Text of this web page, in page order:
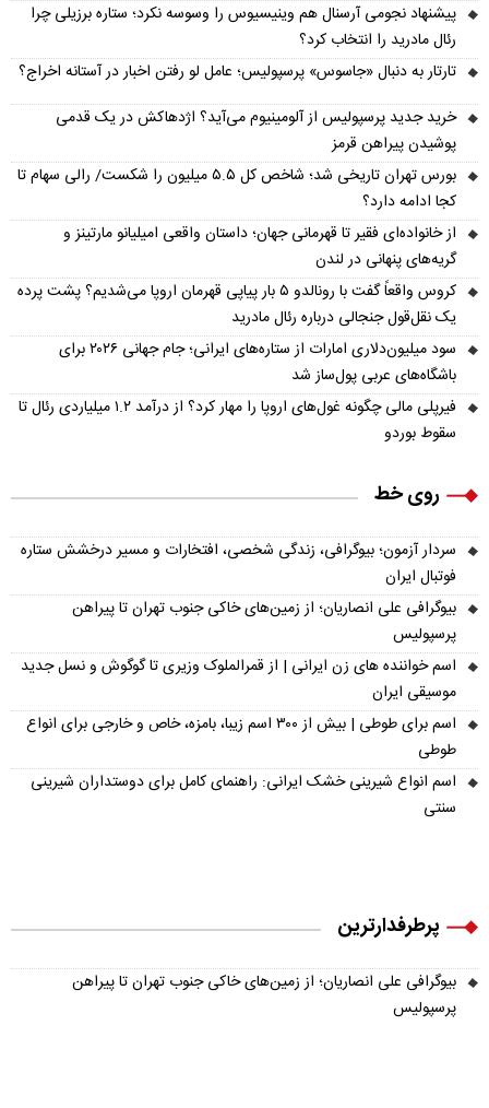
پیشنهاد نجومی آرسنال هم وینیسیوس را وسوسه نکرد؛ ستاره برزیلی چرا
رئال مادرید را انتخاب کرد؟
تارتار به دنبال «جاسوس» پرسپولیس؛ عامل لو رفتن اخبار در آستانه اخراج؟
خرید جدید پرسپولیس از آلومینیوم می‌آید؟ اژدهاکش در یک قدمی
پوشیدن پیراهن قرمز
بورس تهران تاریخی شد؛ شاخص کل ۵.۵ میلیون را شکست/ رالی سهام تا
کجا ادامه دارد؟
از خانواده‌ای فقیر تا قهرمانی جهان؛ داستان واقعی امیلیانو مارتینز و
گریه‌های پنهانی در لندن
کروس واقعاً گفت با رونالدو ۵ بار پیاپی قهرمان اروپا می‌شدیم؟ پشت پرده
یک نقل‌قول جنجالی درباره رئال مادرید
سود میلیون‌دلاری امارات از ستاره‌های ایرانی؛ جام جهانی ۲۰۲۶ برای
باشگاه‌های عربی پول‌ساز شد
فیرپلی مالی چگونه غول‌های اروپا را مهار کرد؟ از درآمد ۱.۲ میلیاردی رئال تا
سقوط بوردو
روی خط
سردار آزمون؛ بیوگرافی، زندگی شخصی، افتخارات و مسیر درخشش ستاره
فوتبال ایران
بیوگرافی علی انصاریان؛ از زمین‌های خاکی جنوب تهران تا پیراهن
پرسپولیس
اسم خواننده های زن ایرانی | از قمرالملوک وزیری تا گوگوش و نسل جدید
موسیقی ایران
اسم برای طوطی | بیش از ۳۰۰ اسم زیبا، بامزه، خاص و خارجی برای انواع
طوطی
اسم انواع شیرینی خشک ایرانی: راهنمای کامل برای دوستداران شیرینی
سنتی
پرطرفدارترین
بیوگرافی علی انصاریان؛ از زمین‌های خاکی جنوب تهران تا پیراهن
پرسپولیس